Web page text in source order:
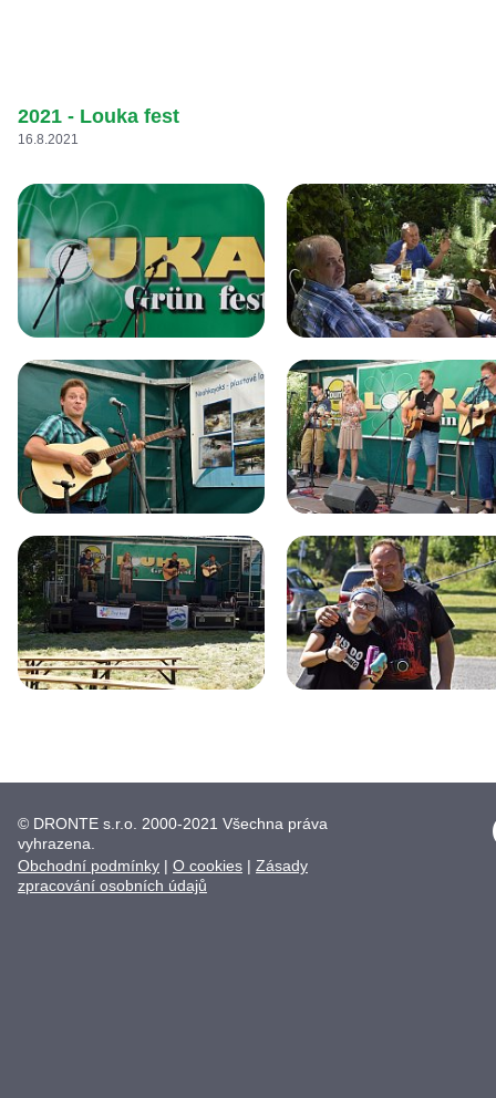
2021 - Louka fest
16.8.2021
© DRONTE s.r.o. 2000-2021 Všechna práva
vyhrazena.
Obchodní podmínky | O cookies | Zásady
zpracování osobních údajů